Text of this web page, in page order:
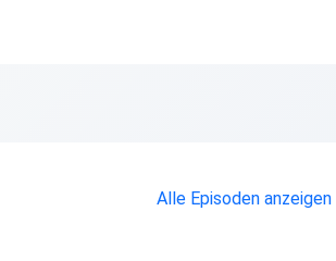
Alle Episoden anzeigen